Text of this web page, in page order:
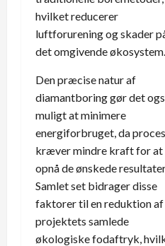
hvilket reducerer
luftforurening og skader
det omgivende økosystem.
Den præcise natur af
diamantboring gør det
muligt at minimere
energiforbruget, da
kræver mindre kraft for at
opnå de ønskede
Samlet set bidrager disse
faktorer til en reduktion af
projektets samlede
økologiske fodaftryk,